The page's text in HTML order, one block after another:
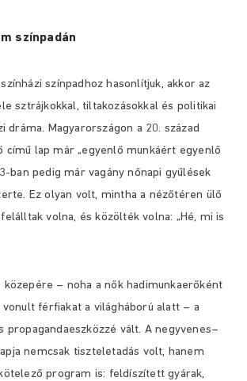
színpadán
színpadhoz hasonlítjuk, akkor az
sztrájkokkal, tiltakozásokkal és politikai
dráma. Magyarországon a 20. század
című lap már „egyenlő munkáért egyenlő
ban pedig már vagány nőnapi gyűlések
Ez olyan volt, mintha a nézőtéren ülő
volna, és közölték volna: „Hé, mi is
közepére – noha a nők hadimunkaerőként
férfiakat a világháború alatt – a
propagandaeszközzé vált. A negyvenes–
nemcsak tiszteletadás volt, hanem
program is: feldíszített gyárak,